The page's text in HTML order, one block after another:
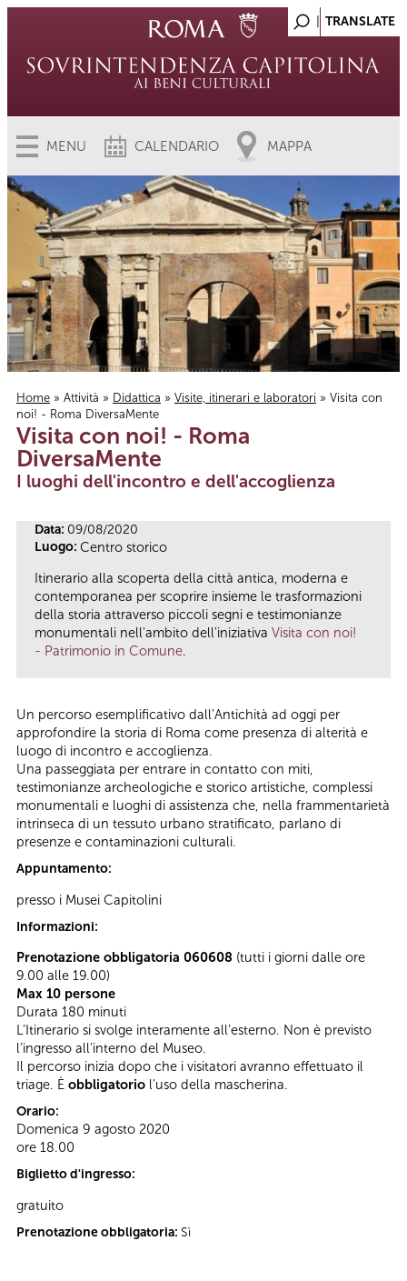
MENU CALENDARIO MAPPA
Tu sei qui
Home » Attività » Didattica » Visite, itinerari e laboratori » Visita con
noi! - Roma DiversaMente
Visita con noi! - Roma
DiversaMente
I luoghi dell'incontro e dell'accoglienza
Data: 09/08/2020
Luogo: Centro storico
Itinerario alla scoperta della città antica, moderna e
contemporanea per scoprire insieme le trasformazioni
della storia attraverso piccoli segni e testimonianze
monumentali nell'ambito dell'iniziativa Visita con noi!
- Patrimonio in Comune.
Un percorso esemplificativo dall’Antichità ad oggi per
approfondire la storia di Roma come presenza di alterità e
luogo di incontro e accoglienza.
Una passeggiata per entrare in contatto con miti,
testimonianze archeologiche e storico artistiche, complessi
monumentali e luoghi di assistenza che, nella frammentarietà
intrinseca di un tessuto urbano stratificato, parlano di
presenze e contaminazioni culturali.
Appuntamento:
presso i Musei Capitolini
Informazioni:
Prenotazione obbligatoria 060608 (tutti i giorni dalle ore
9.00 alle 19.00)
Max 10 persone
Durata 180 minuti
L’Itinerario si svolge interamente all’esterno. Non è previsto
l’ingresso all’interno del Museo.
Il percorso inizia dopo che i visitatori avranno effettuato il
triage. È obbligatorio l’uso della mascherina.
Orario:
Domenica 9 agosto 2020
ore 18.00
Biglietto d'ingresso:
gratuito
Prenotazione obbligatoria: Sì